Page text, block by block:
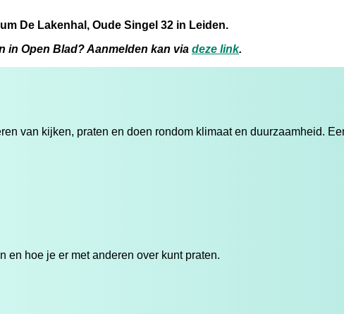
De Lakenhal, Oude Singel 32 in Leiden.
in Open Blad? Aanmelden kan via deze link.
van kijken, praten en doen rondom klimaat en duurzaamheid.
en hoe je er met anderen over kunt praten.